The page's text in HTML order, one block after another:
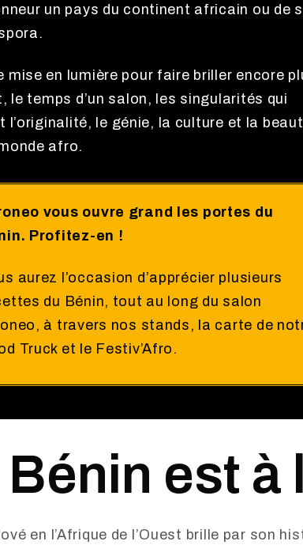
un pays du continent africain ou de
mise en lumière pour faire briller encore
le temps d’un salon, les singularités qui
l’originalité, le génie, la culture et la
afro.
vous ouvre grand les portes du
Profitez-en !
aurez l’occasion d’apprécier plusieurs
du Bénin, tout au long du salon
à travers nos stands, la carte de
Truck et le Festiv’Afro.
Bénin est à
en l’Afrique de l’Ouest brille par son